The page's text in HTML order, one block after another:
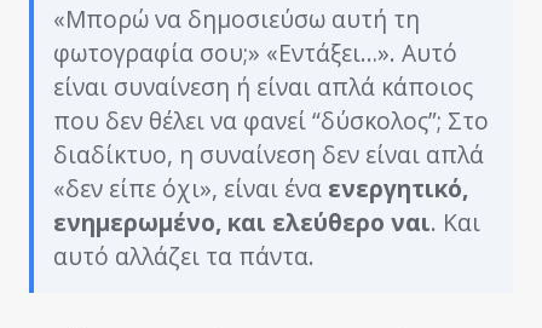
«Μπορώ να δημοσιεύσω αυτή τη
φωτογραφία σου;» «Εντάξει…». Αυτό
είναι συναίνεση ή είναι απλά κάποιος
που δεν θέλει να φανεί “δύσκολος”; Στο
διαδίκτυο, η συναίνεση δεν είναι απλά
«δεν είπε όχι», είναι ένα ενεργητικό,
ενημερωμένο, και ελεύθερο ναι. Και
αυτό αλλάζει τα πάντα.